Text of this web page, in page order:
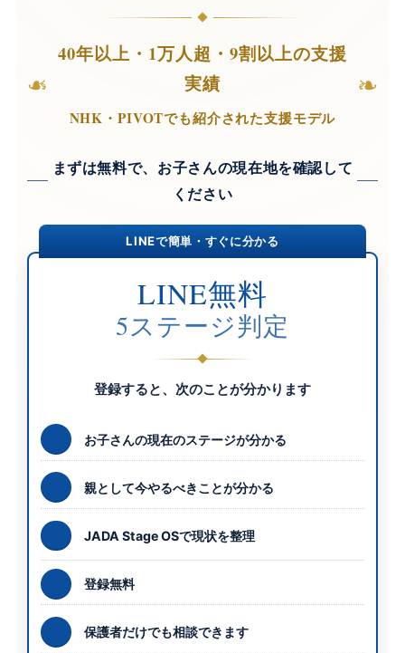
❧
40年以上・1万人超・9割以上の支援
実績
NHK・PIVOTでも紹介された支援モデル
❧
まずは無料で、お子さんの現在地を確認して
ください
LINEで簡単・すぐに分かる
LINE無料
5ステージ判定
登録すると、次のことが分かります
お子さんの現在のステージが分かる
親として今やるべきことが分かる
JADA Stage OSで現状を整理
登録無料
保護者だけでも相談できます